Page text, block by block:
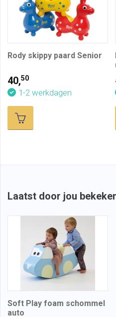
Rody skippy paard Senior
40,50
1-2 werkdagen
Laatst door jou
Soft Play foam schommel
auto